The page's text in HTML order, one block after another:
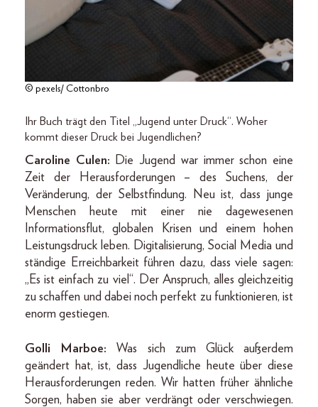
© pexels/ Cottonbro
Ihr Buch trägt den Titel „Jugend unter Druck“. Woher
kommt dieser Druck bei Jugendlichen?
Caroline Culen: Die Jugend war immer schon eine
Zeit der Herausforderungen – des Suchens, der
Veränderung, der Selbstfindung. Neu ist, dass junge
Menschen heute mit einer nie dagewesenen
Informationsflut, globalen Krisen und einem hohen
Leistungsdruck leben. Digitalisierung, Social Media und
ständige Erreichbarkeit führen dazu, dass viele sagen:
„Es ist einfach zu viel“. Der Anspruch, alles gleichzeitig
zu schaffen und dabei noch perfekt zu funktionieren, ist
enorm gestiegen.
Golli Marboe: Was sich zum Glück außerdem
geändert hat, ist, dass Jugendliche heute über diese
Herausforderungen reden. Wir hatten früher ähnliche
Sorgen, haben sie aber verdrängt oder verschwiegen.